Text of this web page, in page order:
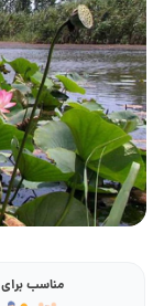
مناسب برای